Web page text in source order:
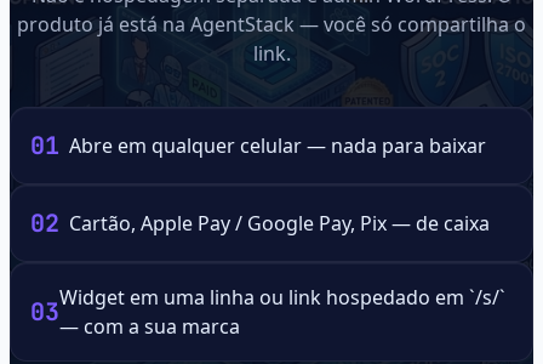
produto já está na AgentStack — você só compartilha o
link.
01 Abre em qualquer celular — nada para baixar
02 Cartão, Apple Pay / Google Pay, Pix — de caixa
03Widget em uma linha ou link hospedado em `/s/`
— com a sua marca